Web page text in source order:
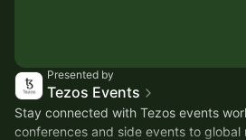
Presented by
Tezos Events
Stay connected with Tezos events
conferences and side events to global